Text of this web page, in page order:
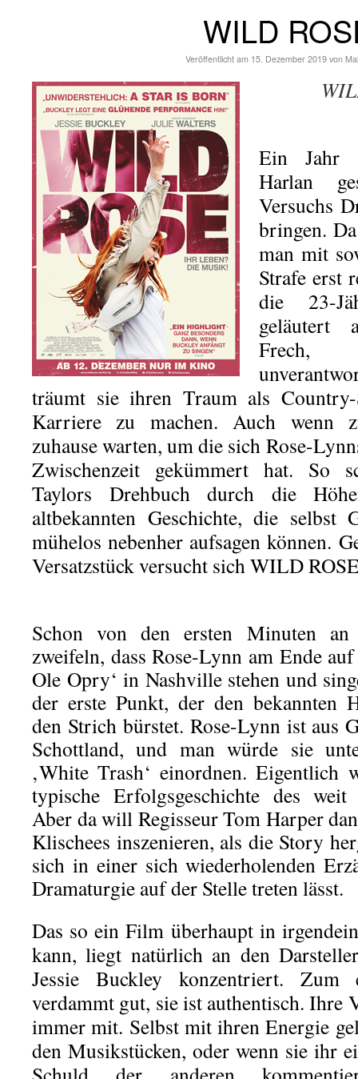
WILD
Veröffentlicht am 15. Dezember 2019 von
Ein Jahr
Harlan
Versuchs
bringen.
man mit
Strafe erst
die 23-
geläutert
träumt sie ihren Traum als
Karriere zu machen. Auch wenn
zuhause warten, um die sich Rose-
Zwischenzeit gekümmert hat. So
Taylors Drehbuch durch die
altbekannten Geschichte, die selbst
mühelos nebenher aufsagen können.
Versatzstück versucht sich WILD
Schon von den ersten Minuten
zweifeln, dass Rose-Lynn am Ende
Ole Opry‘ in Nashville stehen und
der erste Punkt, der den bekannten
den Strich bürstet. Rose-Lynn ist aus
Schottland, und man würde sie
‚White Trash‘ einordnen. Eigentlich
typische Erfolgsgeschichte des weit
Aber da will Regisseur Tom Harper
Klischees inszenieren, als die Story
sich in einer sich wiederholenden
Dramaturgie auf der Stelle treten lässt.
Das so ein Film überhaupt in
kann, liegt natürlich an den
Jessie Buckley konzentriert. Zum
verdammt gut, sie ist authentisch. Ihre
immer mit. Selbst mit ihren Energie
den Musikstücken, oder wenn sie ihr